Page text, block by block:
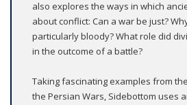
also explores the ways in which
about conflict: Can a war be just?
particularly bloody? What role did
in the outcome of a battle?
Taking fascinating examples from
the Persian Wars, Sidebottom uses